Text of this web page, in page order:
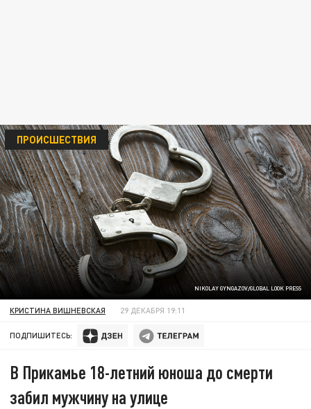
NIKOLAY GYNGAZOV/GLOBAL LOOK PRESS
ПРОИСШЕСТВИЯ
КРИСТИНА ВИШНЕВСКАЯ 29 ДЕКАБРЯ 19:11
ПОДПИШИТЕСЬ:
В Прикамье 18-летний юноша до смерти
забил мужчину на улице